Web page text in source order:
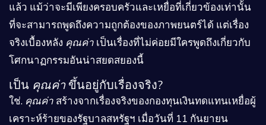
แล้ว แม้ว่าจะมีเพียงครอบครัวและเหยื่อที่เกี่ยวข้องเท่านั้น
ที่จะสามารถพูดถึงความถูกต้องของภาพยนตร์ได้ แต่เรื่อง
จริงเบื้องหลัง คุณค่า เป็นเรื่องที่ไม่ค่อยมีใครพูดถึงเกี่ยวกับ
โศกนาฏกรรมอันน่าสยดสยองนี้
เป็น คุณค่าขึ้นอยู่กับเรื่องจริง?
ใช่. คุณค่า สร้างจากเรื่องจริงของกองทุนเงินทดแทนเหยื่อผู้
เคราะห์ร้ายของรัฐบาลสหรัฐฯ เมื่อวันที่ 11 กันยายน